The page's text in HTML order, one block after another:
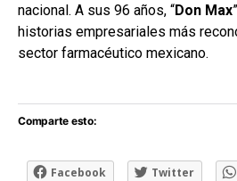
nacional. A sus 96 años, “Don Max
historias empresariales más
sector farmacéutico mexicano.
Comparte esto:
Facebook Twitter